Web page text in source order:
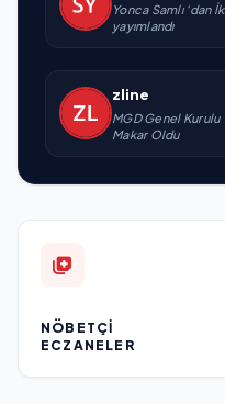
Yonca Samlı ‘dan
yayımlandı
zline
MGD Genel Kurulu
Makar Oldu
NÖBETÇI
ECZANELER